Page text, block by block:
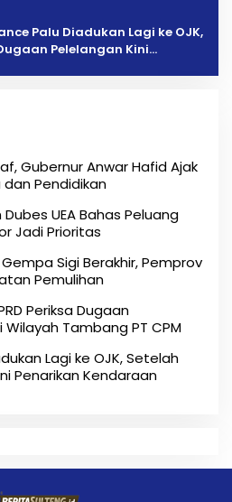
Palu Diadukan Lagi ke OJK,
Pelelangan Kini
Gubernur Anwar Hafid Ajak
dan Pendidikan
UEA Bahas Peluang
Jadi Prioritas
Sigi Berakhir, Pemprov
Pemulihan
Periksa Dugaan
Wilayah Tambang PT CPM
Lagi ke OJK, Setelah
Penarikan Kendaraan